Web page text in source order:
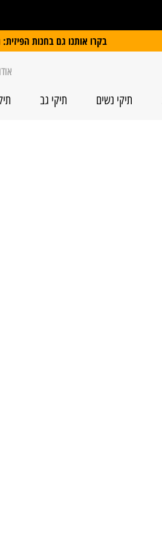
דיגיטלי במתנה
בקרו אותנו גם בחנות הפיזית: הרצל 74, ראשל”צ | חנייה חינם ללקוחות בלבד | משלוחים חינם
תיקי נשים תיקי גב